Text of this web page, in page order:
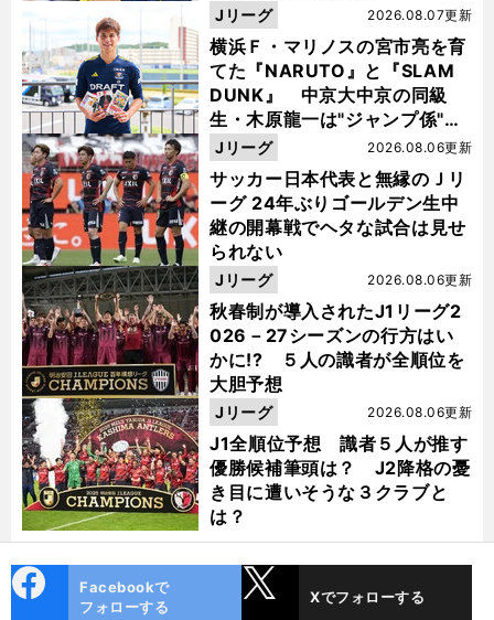
横浜Ｆ・マリノスの宮市亮を育
てた『NARUTO』と『SLAM
DUNK』 中京大中京の同級
生・木原龍一は"ジャンプ係"だ
った
2026.08.07更新
Jリーグ
サッカー日本代表と無縁のＪリ
ーグ 24年ぶりゴールデン生中
継の開幕戦でヘタな試合は見せ
られない
2026.08.06更新
Jリーグ
秋春制が導入されたJ1リーグ2
026－27シーズンの行方はい
かに!? ５人の識者が全順位を
大胆予想
2026.08.06更新
Jリーグ
J1全順位予想 識者５人が推す
優勝候補筆頭は？ J2降格の憂
き目に遭いそうな３クラブと
は？
2026.08.06更新
Jリーグ
ok
Facebookで
フォローする
Xでフォローする